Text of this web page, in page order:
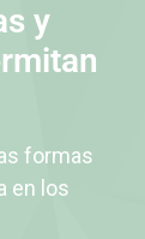
y
formas
en los